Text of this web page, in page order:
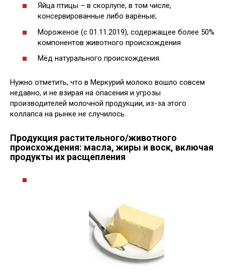
Яйца птицы – в скорлупе, в том числе,
консервированные либо варёные;
Мороженое (с 01.11.2019), содержащее более 50%
компонентов животного происхождения
Мёд натурального происхождения.
Нужно отметить, что в Меркурий молоко вошло совсем
недавно, и не взирая на опасения и угрозы
производителей молочной продукции, из-за этого
коллапса на рынке не случилось.
Продукция растительного/животного
происхождения: масла, жиры и воск, включая
продукты их расщепления